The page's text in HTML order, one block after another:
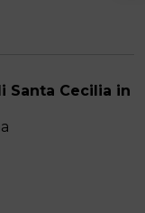
Santa Cecilia in